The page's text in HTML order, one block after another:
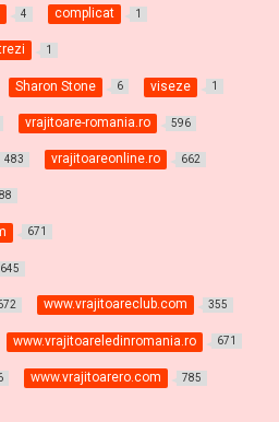
4 complicat 1
1
Sharon Stone 6 viseze 1
vrajitoare-romania.ro 596
483 vrajitoareonline.ro 662
671
645
www.vrajitoareclub.com 355
www.vrajitoareledinromania.ro 671
www.vrajitoarero.com 785